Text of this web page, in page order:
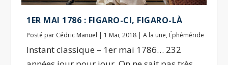
1ER MAI 1786 : FIGARO-CI, FIGARO-LÀ
Posté par Cédric Manuel | 1 Mai, 2018 |A la une, Éphéméride
Instant classique – 1er mai 1786… 232